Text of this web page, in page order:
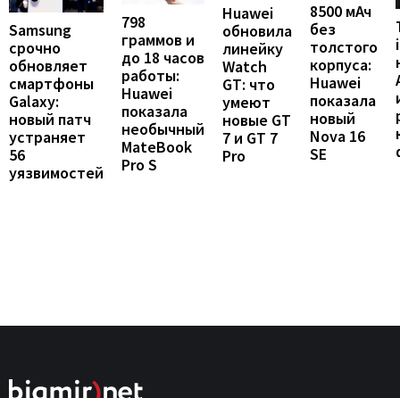
Samsung
срочно
обновляет
смартфоны
Galaxy:
новый патч
устраняет
56
уязвимостей
798
граммов и
до 18 часов
работы:
Huawei
показала
необычный
MateBook
Pro S
Huawei
обновила
линейку
Watch
GT: что
умеют
новые GT
7 и GT 7
Pro
8500 мАч
без
толстого
корпуса:
Huawei
показала
новый
Nova 16
SE